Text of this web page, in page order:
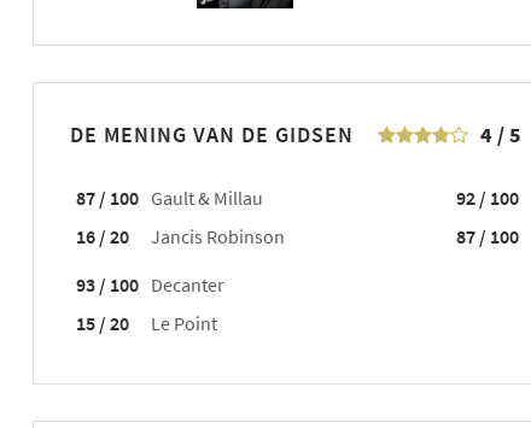
DE MENING VAN DE GIDSEN 4 /5
87 / 100 Gault & Millau
16 / 20
Jancis Robinson
92 / 100
87 / 100
93 / 100 Decanter
15 / 20
Le Point